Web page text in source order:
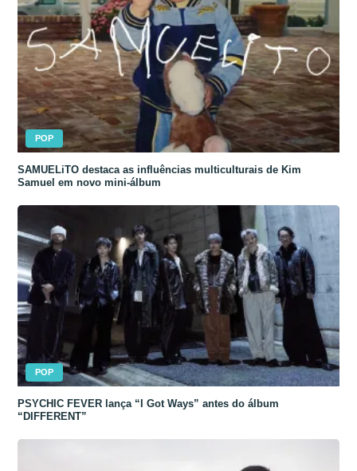
POP
SAMUELiTO destaca as influências multiculturais de Kim
Samuel em novo mini-álbum
POP
PSYCHIC FEVER lança “I Got Ways” antes do álbum
“DIFFERENT”